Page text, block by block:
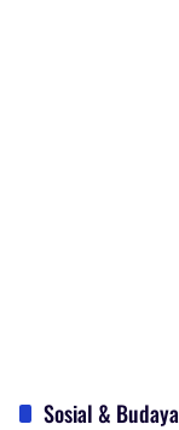
Sosial & Budaya